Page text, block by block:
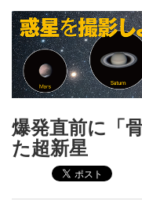
プ
爆発直前に「
た超新星